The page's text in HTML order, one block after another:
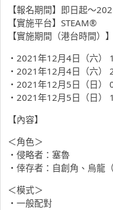
【報名期間】即日起～
【實施平台】STEAM®
【實施期間（港台時間）】
・2021年12月4日（六）
・2021年12月4日（六）
・2021年12月5日（日）
・2021年12月5日（日）
【內容】
＜角色＞
・侵略者：塞魯
・倖存者：自創角、烏龍（
＜模式＞
・一般配對